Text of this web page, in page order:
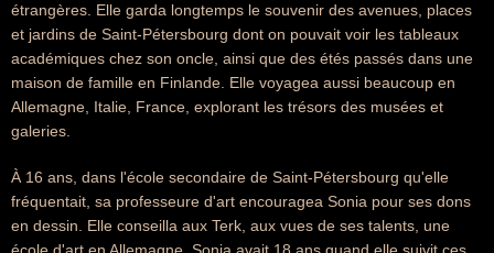
étrangères. Elle garda longtemps le souvenir des avenues, places
et jardins de Saint-Pétersbourg dont on pouvait voir les tableaux
académiques chez son oncle, ainsi que des étés passés dans une
maison de famille en Finlande. Elle voyagea aussi beaucoup en
Allemagne, Italie, France, explorant les trésors des musées et
galeries.
À 16 ans, dans l'école secondaire de Saint-Pétersbourg qu'elle
fréquentait, sa professeure d'art encouragea Sonia pour ses dons
en dessin. Elle conseilla aux Terk, aux vues de ses talents, une